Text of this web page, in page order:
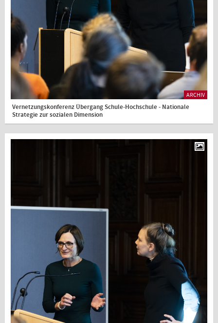
ARCHIV
Vernetzungskonferenz Übergang Schule-Hochschule - Nationale
Strategie zur sozialen Dimension